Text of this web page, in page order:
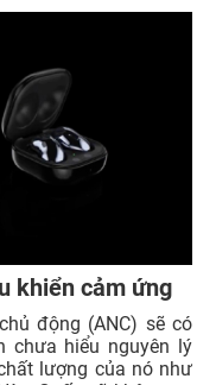
khiển cảm ứng
động (ANC) sẽ có
chưa hiểu nguyên lý
lượng của nó như